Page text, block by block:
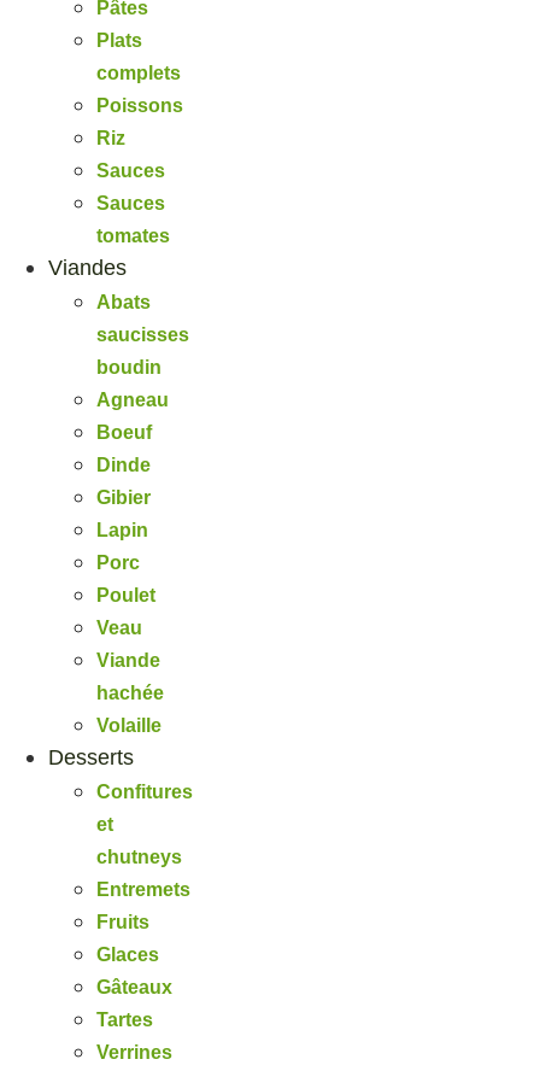
Pâtes
Plats
complets
Poissons
Riz
Sauces
Sauces
tomates
Viandes
Abats
saucisses
boudin
Agneau
Boeuf
Dinde
Gibier
Lapin
Porc
Poulet
Veau
Viande
hachée
Volaille
Desserts
Confitures
et
chutneys
Entremets
Fruits
Glaces
Gâteaux
Tartes
Verrines